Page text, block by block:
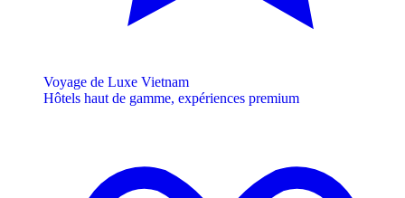
Voyage de Luxe Vietnam
Hôtels haut de gamme, expériences premium